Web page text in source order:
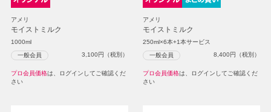
アメリ
モイストミルク
1000ml
一般会員 3,100円（税別）
プロ会員価格は、ログインしてご確認くだ
さい
アメリ
モイストミルク
250ml×6本+1本サービス
一般会員 8,400円（税別）
プロ会員価格は、ログインしてご確認くだ
さい